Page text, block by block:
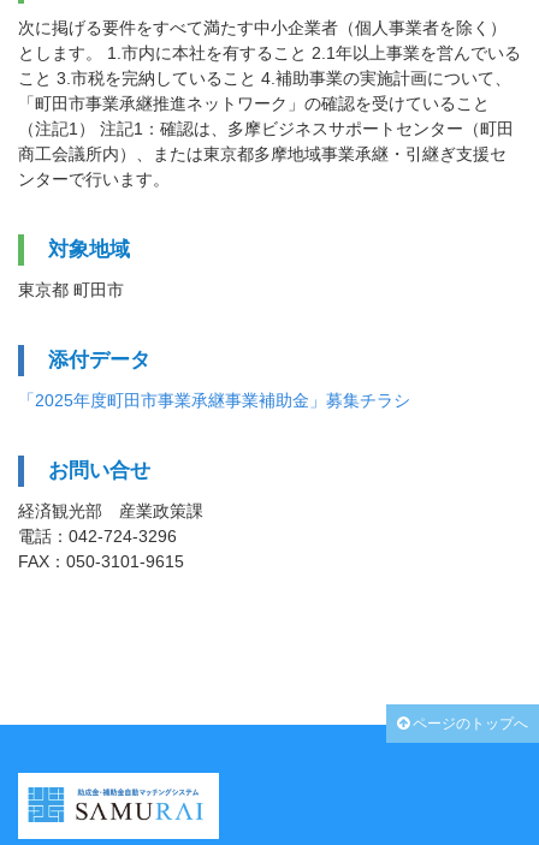
次に掲げる要件をすべて満たす中小企業者（個人事業者を除く）
とします。 1.市内に本社を有すること 2.1年以上事業を営んでいる
こと 3.市税を完納していること 4.補助事業の実施計画について、
「町田市事業承継推進ネットワーク」の確認を受けていること
（注記1） 注記1：確認は、多摩ビジネスサポートセンター（町田
商工会議所内）、または東京都多摩地域事業承継・引継ぎ支援セ
ンターで行います。
対象地域
東京都 町田市
添付データ
「2025年度町田市事業承継事業補助金」募集チラシ
お問い合せ
経済観光部 産業政策課
電話：042-724-3296
FAX：050-3101-9615
ページのトップへ